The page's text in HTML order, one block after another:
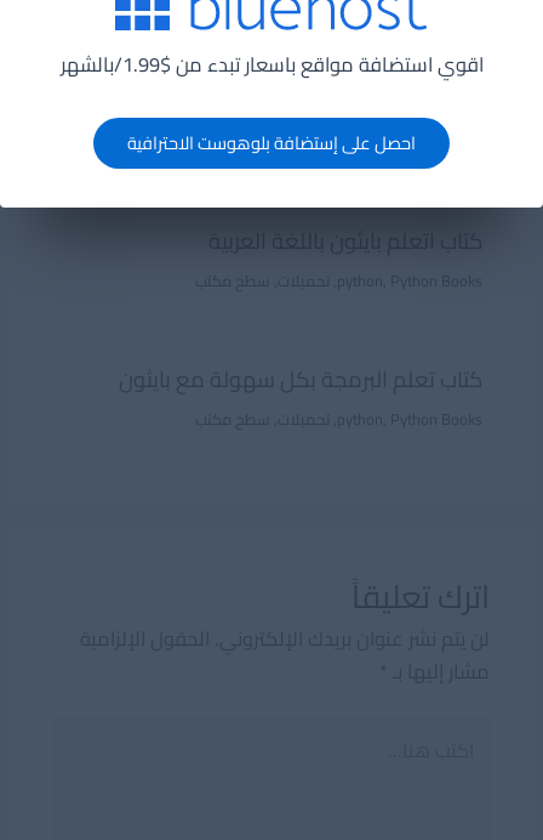
اقوي استضافة مواقع باسعار تبدء من $1.99/بالشهر
احصل على إستضافة بلوهوست الاحترافية
python,Python Books
,سطح مكتب
كتاب اتعلم بايثون باللغة العربية
python Python Books تحميلات سطح مكتب
كتاب تعلم البرمجة بكل سهولة مع بايثون
python Python Books تحميلات سطح مكتب
اترك تعليقاً